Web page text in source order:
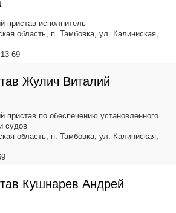
пристав-исполнитель
область, п. Тамбовка, ул. Калиниская,
69
Жулич Виталий
пристав по обеспечению установленного
судов
область, п. Тамбовка, ул. Калиниская,
Кушнарев Андрей